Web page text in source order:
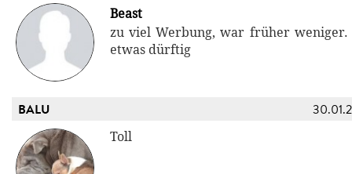
Beast
zu viel Werbung, war früher weniger.
etwas dürftig
BALU
Toll